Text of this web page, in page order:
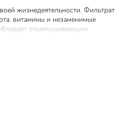
жизнедеятельности. Фильтрат
витамины и незаменимые
отшелушивающим
сальных